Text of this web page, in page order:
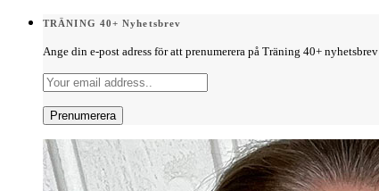
TRÄNING 40+ Nyhetsbrev
Ange din e-post adress för att prenumerera på Träning 40+ nyhetsbrev